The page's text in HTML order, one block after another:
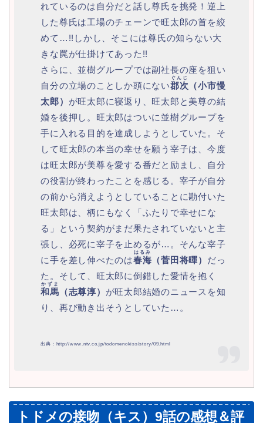
れているのは自分だと話し尊氏を挑発！逆上
した尊氏は工場のチェーンで旺太郎の首を絞
めて…!!しかし、そこには尊氏の知らない大
きな罠が仕掛けてあった!!
さらに、並樹グループでは副社長の座を狙い
自分の立場のことしか頭にない郡次
ぐんじ
（小市慢
太郎） が旺太郎に寝返り、旺太郎と美尊の結
婚を後押し。旺太郎はついに並樹グループを
手に入れる目的を達成しようとしていた。そ
して旺太郎の本当の幸せを願う宰子は、今度
は旺太郎が美尊を愛する番だと励まし、自分
の役割が終わったことを感じる。宰子が自分
の前から消えようとしていることに勘付いた
旺太郎は、柄にもなく「ふたりで幸せにな
る」という契約がまだ果たされていないと主
張し、必死に宰子を止めるが…。そんな宰子
に手を差し伸べたのは春海
はるみ
（菅田将暉） だっ
た。そして、旺太郎に倒錯した愛情を抱く
和馬
かずま
（志尊淳） が旺太郎結婚のニュースを知
り、再び動き出そうとしていた…。
出典：http://www.ntv.co.jp/todomenokiss/story/09.html
トドメの接吻（キス）9話の感想＆評